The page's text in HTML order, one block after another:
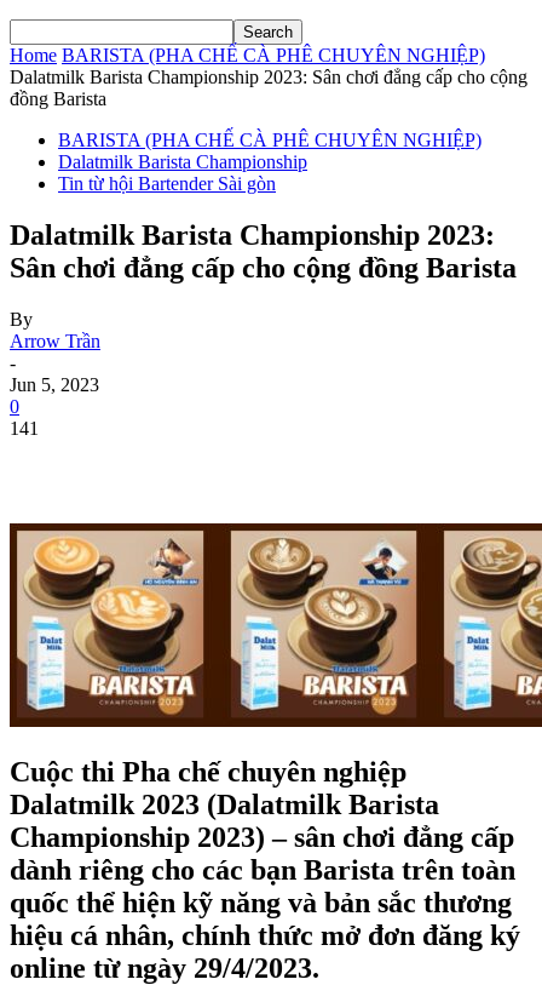
Home BARISTA (PHA CHẾ CÀ PHÊ CHUYÊN NGHIỆP)
Dalatmilk Barista Championship 2023: Sân chơi đẳng cấp cho cộng
đồng Barista
BARISTA (PHA CHẾ CÀ PHÊ CHUYÊN NGHIỆP)
Dalatmilk Barista Championship
Tin từ hội Bartender Sài gòn
Dalatmilk Barista Championship 2023:
Sân chơi đẳng cấp cho cộng đồng Barista
By
Arrow Trần
-
Jun 5, 2023
0
141
Cuộc thi Pha chế chuyên nghiệp
Dalatmilk 2023 (Dalatmilk Barista
Championship 2023) – sân chơi đẳng cấp
dành riêng cho các bạn Barista trên toàn
quốc thể hiện kỹ năng và bản sắc thương
hiệu cá nhân, chính thức mở đơn đăng ký
online từ ngày 29/4/2023.